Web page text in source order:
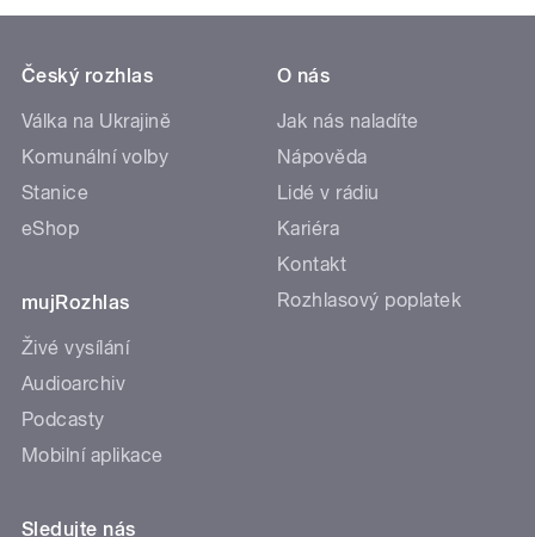
Český rozhlas
Válka na Ukrajině
Komunální volby
Stanice
eShop
mujRozhlas
Živé vysílání
Audioarchiv
Podcasty
Mobilní aplikace
O nás
Jak nás naladíte
Nápověda
Lidé v rádiu
Kariéra
Kontakt
Rozhlasový poplatek
Sledujte nás